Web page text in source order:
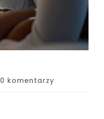
0 komentarzy